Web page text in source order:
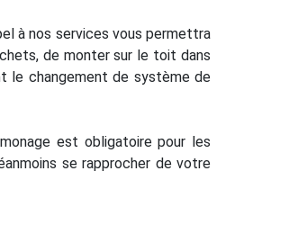
à nos services vous permettra
de monter sur le toit dans
le changement de système de
est obligatoire pour les
se rapprocher de votre